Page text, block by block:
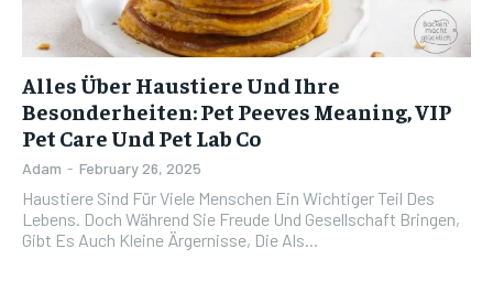
Alles Über Haustiere Und Ihre
Besonderheiten: Pet Peeves Meaning, VIP
Pet Care Und Pet Lab Co
Adam - February 26, 2025
Haustiere Sind Für Viele Menschen Ein Wichtiger Teil Des
Lebens. Doch Während Sie Freude Und Gesellschaft Bringen,
Gibt Es Auch Kleine Ärgernisse, Die Als...